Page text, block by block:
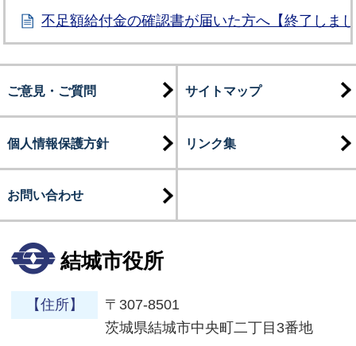
不足額給付金の確認書が届いた方へ【終了しま
ご意見・ご質問 サイトマップ
個人情報保護方針 リンク集
お問い合わせ
結城市役所
【住所】
〒307-8501
茨城県結城市中央町二丁目3番地